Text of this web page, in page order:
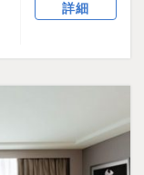
詳細